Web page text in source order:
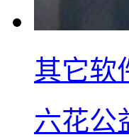
其它软
六花公